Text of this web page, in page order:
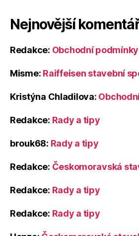
Nejnovější
Redakce: Obchodní podmínky
Misme: Raiffeisen stavební
Kristýna Chladilova:
Redakce: Rady a tipy
brouk68: Rady a tipy
Redakce: Českomoravská
Redakce: Rady a tipy
Redakce: Rady a tipy